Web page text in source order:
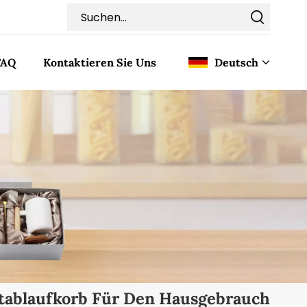
Kontaktieren Sie Uns Deutsch
English
Français
Español
Für Den Hausgebrauch